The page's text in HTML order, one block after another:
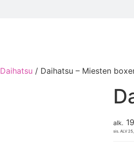
Daihatsu / Daihatsu – Miesten
alk.
sis. ALV